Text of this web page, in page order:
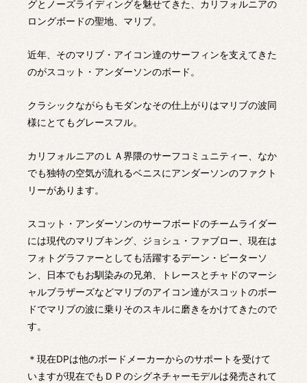
グとノーズライディングを魅せてきた、カリフォルニアの
ロングボードの聖地、マリブ。
近年、そのマリブ・アイコン達のサーフィンを支えてきた
のがスコット・アンダーソンのボード。
クラシックながらもモダンなその仕上がりはマリブの波同
様にとてもグレースフル。
カリフォルニアのＬＡ界隈のサーフコミュニティー、なか
でも独特の空気が流れるベニスにアンダーソンのファクト
リーがあります。
スコット・アンダーソンのサーフボードのチームライダー
には現代のマリブキング、ジョシュ・ファブロー、現在は
フォトグラファーとしても活躍するデーン・ピーターソ
ン、日本でもお馴染みの兄弟、トレースとチャドのマーシ
ャルブラザーズなどマリブのアイコン達がスコットのボー
ドでマリブの波に乗りそのスキルに磨きをかけてきたので
す。
＊現在DPは他のボードメーカーからのサポートを受けて
いますが現在でもＤＰのシグネチャーモデルは発売されて